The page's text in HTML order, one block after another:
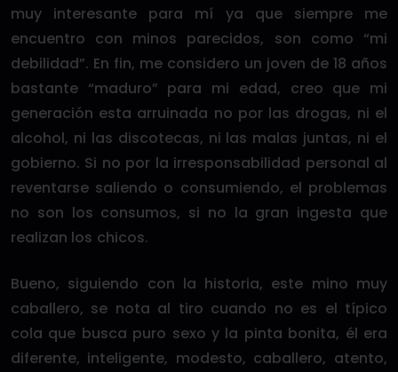
muy interesante para mí ya que siempre me
encuentro con minos parecidos, son como “mi
debilidad”. En fin, me considero un joven de 18 años
bastante “maduro” para mi edad, creo que mi
generación esta arruinada no por las drogas, ni el
alcohol, ni las discotecas, ni las malas juntas, ni el
gobierno. Si no por la irresponsabilidad personal al
reventarse saliendo o consumiendo, el problemas
no son los consumos, si no la gran ingesta que
realizan los chicos.
Bueno, siguiendo con la historia, este mino muy
caballero, se nota al tiro cuando no es el típico
cola que busca puro sexo y la pinta bonita, él era
diferente, inteligente, modesto, caballero, atento,